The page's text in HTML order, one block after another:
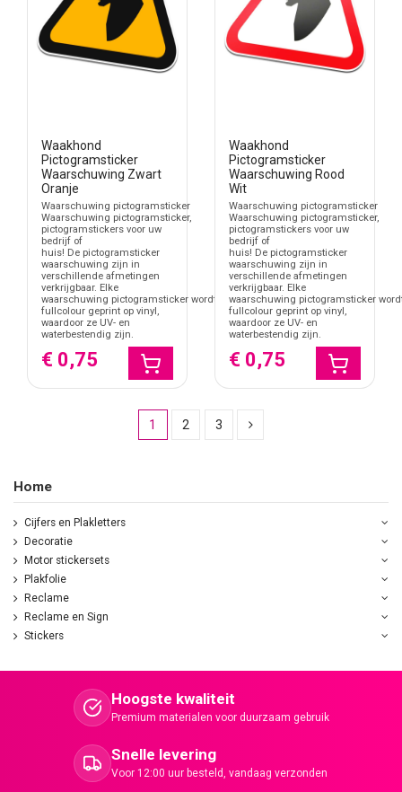
Waakhond
Pictogramsticker
Waarschuwing Zwart
Oranje
Waarschuwing pictogramsticker
Waarschuwing pictogramsticker,
pictogramstickers voor uw
bedrijf of
huis! De pictogramsticker
waarschuwing zijn in
verschillende afmetingen
verkrijgbaar. Elke
waarschuwing pictogramsticker wordt
fullcolour geprint op vinyl,
waardoor ze UV- en
waterbestendig zijn.
€ 0,75
Waakhond
Pictogramsticker
Waarschuwing Rood
Wit
Waarschuwing pictogramsticker
Waarschuwing pictogramsticker,
pictogramstickers voor uw
bedrijf of
huis! De pictogramsticker
waarschuwing zijn in
verschillende afmetingen
verkrijgbaar. Elke
waarschuwing pictogramsticker
fullcolour geprint op vinyl,
waardoor ze UV- en
waterbestendig zijn.
€ 0,75
1 2 3
Home
Cijfers en Plakletters
Decoratie
Motor stickersets
Plakfolie
Reclame
Reclame en Sign
Stickers
Hoogste kwaliteit
Premium materialen voor duurzaam gebruik
Snelle levering
Voor 12:00 uur besteld, vandaag verzonden